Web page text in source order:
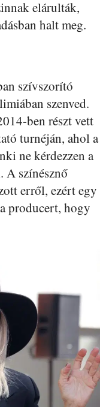
elárulták,
halt meg.
szívszorító
szenved.
ben részt vett
turnéján, ahol a
ne kérdezzen a
A színésznő
erről, ezért egy
producert, hogy